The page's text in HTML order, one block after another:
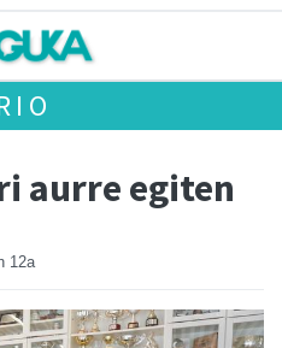
aurre egiten
12a